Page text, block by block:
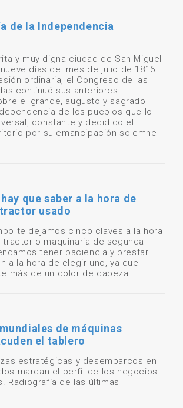
de la Independencia
y muy digna ciudad de San Miguel
días del mes de julio de 1816:
ordinaria, el Congreso de las
continuó sus anteriores
el grande, augusto y sagrado
de los pueblos que lo
constante y decidido el
por su emancipación solemne
que saber a la hora de
usado
te dejamos cinco claves a la hora
o maquinaria de segunda
tener paciencia y prestar
a la hora de elegir uno, ya que
más de un dolor de cabeza.
de máquinas
el tablero
estratégicas y desembarcos en
marcan el perfil de los negocios
Radiografía de las últimas